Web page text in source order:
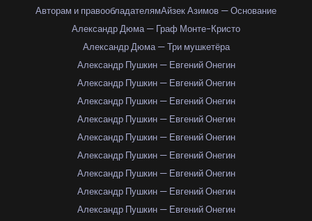
Авторам и правообладателямАйзек Азимов — Основание
Александр Дюма — Граф Монте-Кристо
Александр Дюма — Три мушкетёра
Александр Пушкин — Евгений Онегин
Александр Пушкин — Евгений Онегин
Александр Пушкин — Евгений Онегин
Александр Пушкин — Евгений Онегин
Александр Пушкин — Евгений Онегин
Александр Пушкин — Евгений Онегин
Александр Пушкин — Евгений Онегин
Александр Пушкин — Евгений Онегин
Александр Пушкин — Евгений Онегин